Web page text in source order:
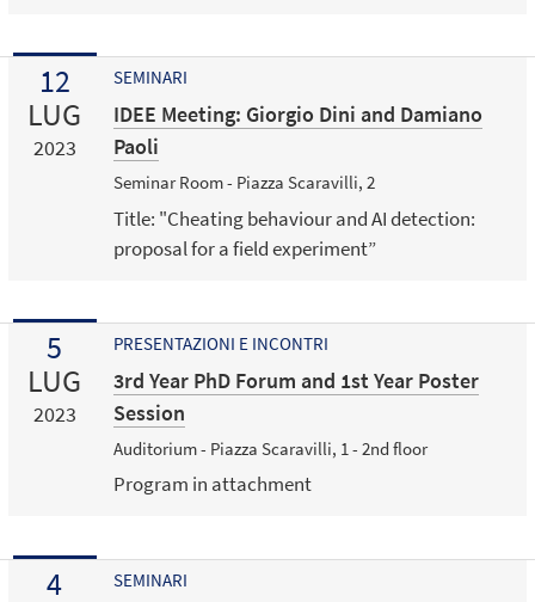
12
LUG
2023
SEMINARI
IDEE Meeting: Giorgio Dini and Damiano
Paoli
Seminar Room - Piazza Scaravilli, 2
Title: "Cheating behaviour and AI detection:
proposal for a field experiment”
5
LUG
2023
PRESENTAZIONI E INCONTRI
3rd Year PhD Forum and 1st Year Poster
Session
Auditorium - Piazza Scaravilli, 1 - 2nd floor
Program in attachment
4
SEMINARI